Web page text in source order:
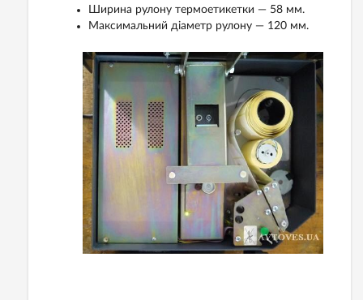
Ширина рулону термоетикетки — 58 мм.
Максимальний діаметр рулону — 120 мм.